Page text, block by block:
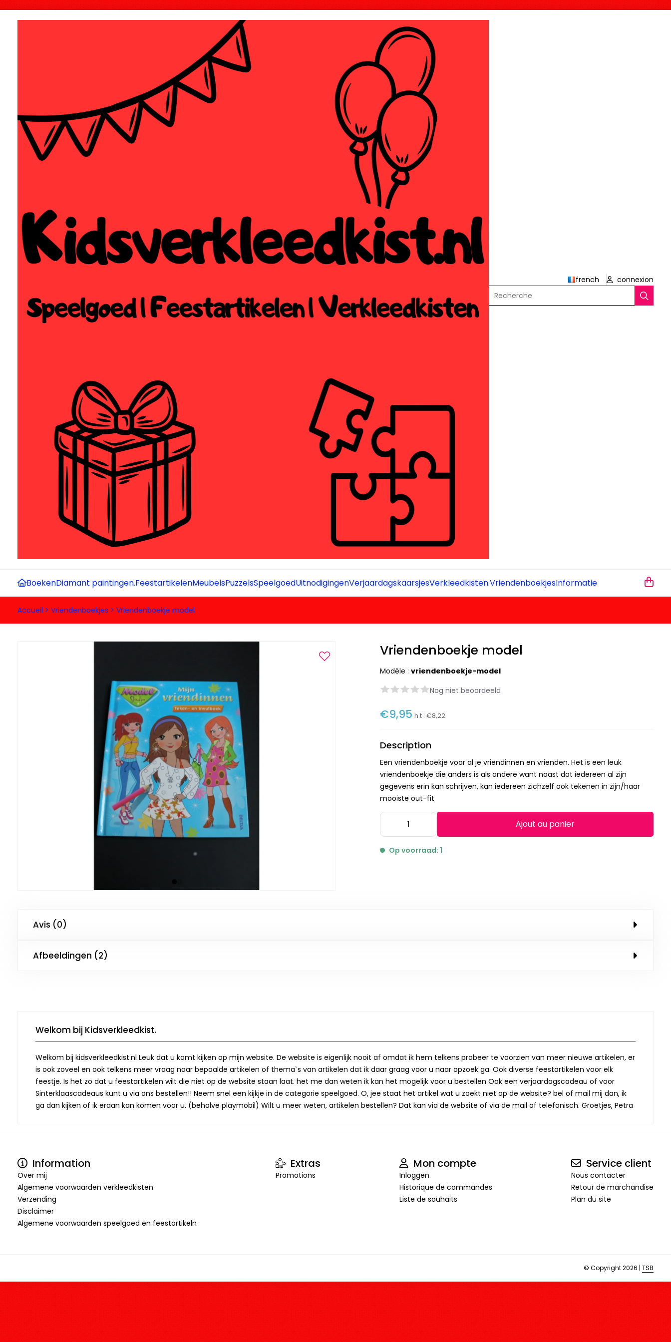
french
connexion
Recherche
BoekenDiamant paintingen.FeestartikelenMeubelsPuzzelsSpeelgoedUitnodigingenVerjaardagskaarsjesVerkleedkisten.VriendenboekjesInformatie
Accueil > Vriendenboekjes > Vriendenboekje model
Vriendenboekje model
Modèle :vriendenboekje-model
Nog niet beoordeeld
€9,95 h.t :€8,22
Description
Een vriendenboekje voor al je vriendinnen en vrienden. Het is een leuk
vriendenboekje die anders is als andere want naast dat iedereen al zijn
gegevens erin kan schrijven, kan iedereen zichzelf ook tekenen in zijn/haar
mooiste out-fit
Ajout au panier
Op voorraad: 1
Avis (0)
Afbeeldingen (2)
Welkom bij Kidsverkleedkist.
Welkom bij kidsverkleedkist.nl Leuk dat u komt kijken op mijn website. De website is eigenlijk nooit af omdat ik hem telkens probeer te voorzien van meer nieuwe artikelen, er
is ook zoveel en ook telkens meer vraag naar bepaalde artikelen of thema`s van artikelen dat ik daar graag voor u naar opzoek ga. Ook diverse feestartikelen voor elk
feestje. Is het zo dat u feestartikelen wilt die niet op de website staan laat. het me dan weten ik kan het mogelijk voor u bestellen Ook een verjaardagscadeau of voor
Sinterklaascadeaus kunt u via ons bestellen!! Neem snel een kijkje in de categorie speelgoed. O, jee staat het artikel wat u zoekt niet op de website? bel of mail mij dan, ik
ga dan kijken of ik eraan kan komen voor u. (behalve playmobil) Wilt u meer weten, artikelen bestellen? Dat kan via de website of via de mail of telefonisch. Groetjes, Petra
Information
Over mij
Algemene voorwaarden verkleedkisten
Verzending
Disclaimer
Algemene voorwaarden speelgoed en feestartikeln
Extras
Promotions
Mon compte
Inloggen
Historique de commandes
Liste de souhaits
Service client
Nous contacter
Retour de marchandise
Plan du site
© Copyright 2026 | TSB